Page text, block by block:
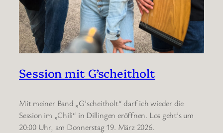
Session mit G’scheitholt
Mit meiner Band „G’scheitholt“ darf ich wieder die
Session im „Chili“ in Dillingen eröffnen. Los geht’s um
20:00 Uhr, am Donnerstag 19. März 2026.